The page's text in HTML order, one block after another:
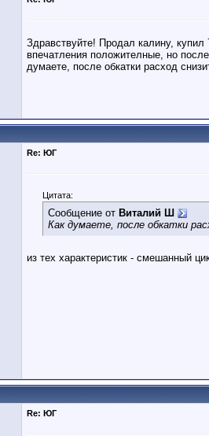
Здравствуйте! Продал калину,
впечатления положителные, но
думаете, после обкатки расход
Re: ЮГ
Цитата:
Сообщение от Виталий Ш
Как думаете, после обкатки
из тех характеристик - смешанный
Re: ЮГ